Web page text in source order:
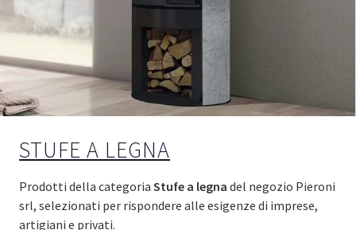
STUFE A LEGNA
Prodotti della categoria Stufe a legna del negozio Pieroni
srl, selezionati per rispondere alle esigenze di imprese,
artigiani e privati.